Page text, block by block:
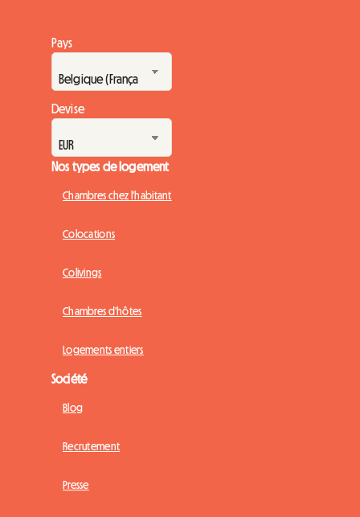
Pays
Devise
Nos types de logement
Chambres chez l'habitant
Colocations
Colivings
Chambres d'hôtes
Logements entiers
Société
Blog
Recrutement
Presse